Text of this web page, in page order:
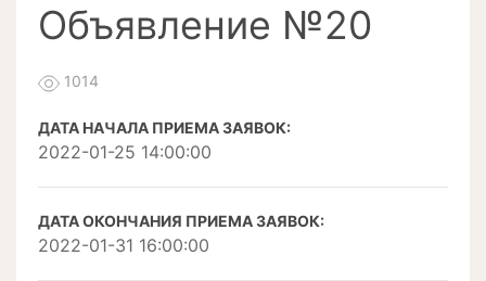
Объявление №20
1014
ДАТА НАЧАЛА ПРИЕМА ЗАЯВОК:
2022-01-25 14:00:00
ДАТА ОКОНЧАНИЯ ПРИЕМА ЗАЯВОК:
2022-01-31 16:00:00